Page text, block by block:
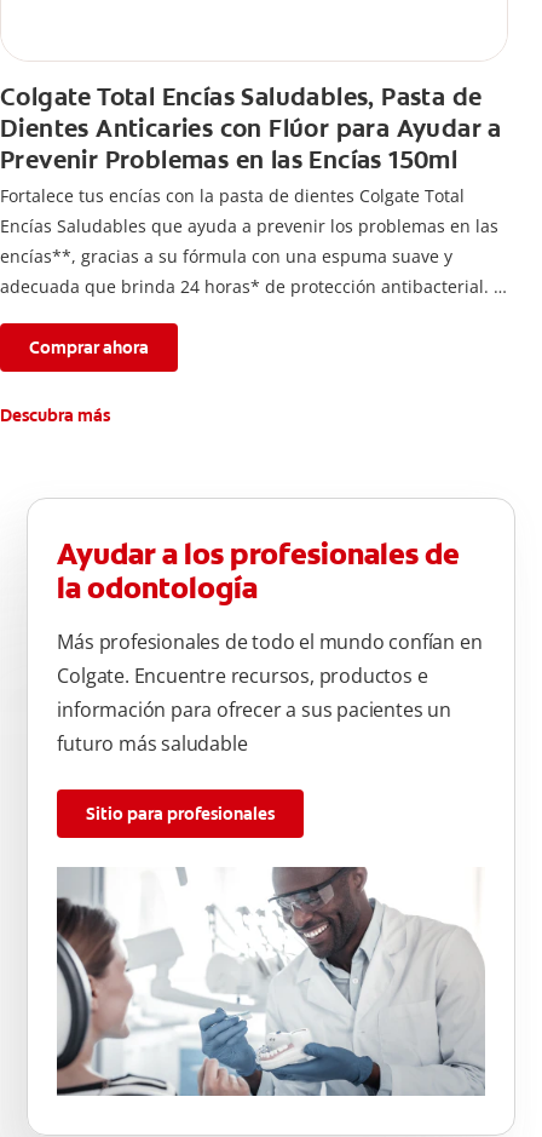
Colgate Total Encías Saludables, Pasta de
Dientes Anticaries con Flúor para Ayudar a
Prevenir Problemas en las Encías 150ml
Fortalece tus encías con la pasta de dientes Colgate Total
Encías Saludables que ayuda a prevenir los problemas en las
encías**, gracias a su fórmula con una espuma suave y
adecuada que brinda 24 horas* de protección antibacterial.
semanas.
**Causados por bacterias.
Comprar ahora
Descubra más
Ayudar a los profesionales de
la odontología
Más profesionales de todo el mundo confían en
Colgate. Encuentre recursos, productos e
información para ofrecer a sus pacientes un
futuro más saludable
Sitio para profesionales